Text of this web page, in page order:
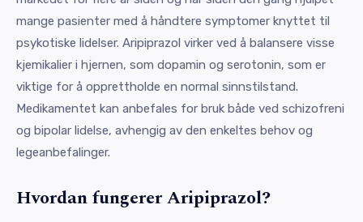
mange pasienter med å håndtere symptomer knyttet til
psykotiske lidelser. Aripiprazol virker ved å balansere visse
kjemikalier i hjernen, som dopamin og serotonin, som er
viktige for å opprettholde en normal sinnstilstand.
Medikamentet kan anbefales for bruk både ved schizofreni
og bipolar lidelse, avhengig av den enkeltes behov og
legeanbefalinger.
Hvordan fungerer Aripiprazol?